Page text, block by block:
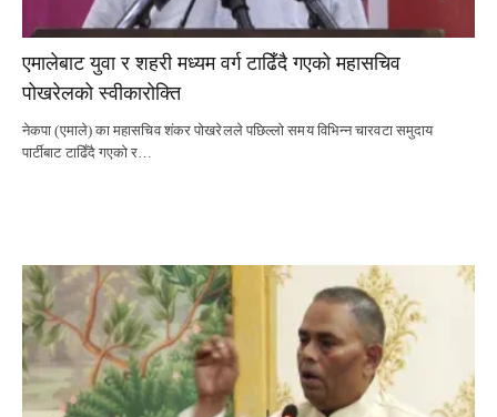
एमालेबाट युवा र शहरी मध्यम वर्ग टाढिँदै गएको महासचिव
पोखरेलको स्वीकारोक्ति
नेकपा (एमाले) का महासचिव शंकर पोखरेलले पछिल्लो समय विभिन्न चारवटा समुदाय
पार्टीबाट टाढिँदै गएको र…